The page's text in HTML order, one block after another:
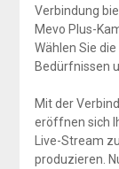
Verbindung
Mevo Plus-
Wählen Sie
Bedürfnissen
Mit der
eröffnen sich
Live-Stream
produzieren.